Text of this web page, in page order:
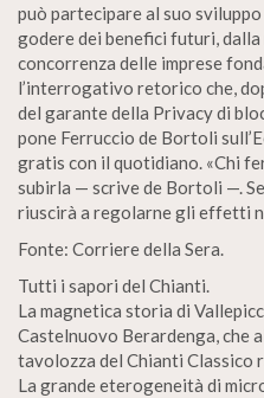
può partecipare al suo
godere dei benefici futuri,
concorrenza delle imprese
l’interrogativo retorico che,
del garante della Privacy di
pone Ferruccio de Bortoli
gratis con il quotidiano. «Chi
subirla — scrive de Bortoli —.
riuscirà a regolarne gli effetti
Fonte: Corriere della Sera.
Tutti i sapori del Chianti.
La magnetica storia di
Castelnuovo Berardenga, che
tavolozza del Chianti Classico
La grande eterogeneità di